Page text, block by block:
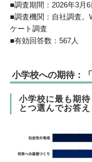
■調査期間：2026年3月6
■調査機関：自社調査。
ケート調査
■有効回答数：567人
小学校への期待：
小学校に最も期
とつ選んでお答え